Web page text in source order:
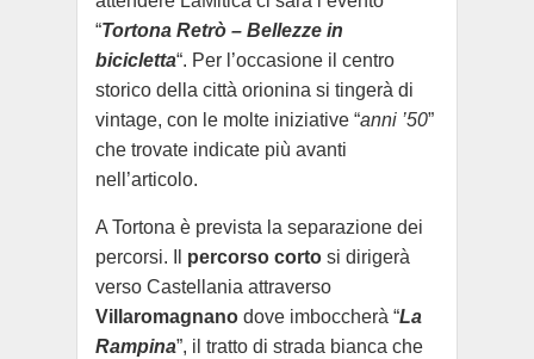
“Tortona Retrò – Bellezze in
bicicletta“. Per l’occasione il centro
storico della città orionina si tingerà di
vintage, con le molte iniziative “anni ’50”
che trovate indicate più avanti
nell’articolo.
A Tortona è prevista la separazione dei
percorsi. Il percorso corto si dirigerà
verso Castellania attraverso
Villaromagnano dove imboccherà “La
Rampina”, il tratto di strada bianca che